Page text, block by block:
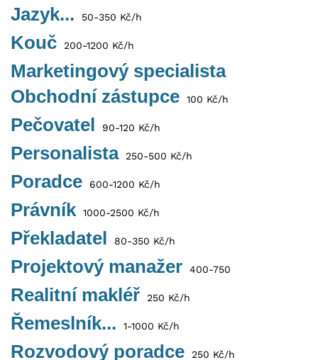
Jazyk... 50-350 Kč/h
Kouč 200-1200 Kč/h
Marketingový specialista
Obchodní zástupce 100 Kč/h
Pečovatel 90-120 Kč/h
Personalista250-500 Kč/h
Poradce 600-1200 Kč/h
Právník 1000-2500 Kč/h
Překladatel 80-350 Kč/h
Projektový manažer 400-750
Realitní makléř 250 Kč/h
Řemeslník... 1-1000 Kč/h
Rozvodový poradce 250 Kč/h